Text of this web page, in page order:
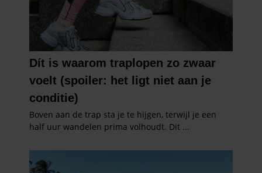
partners voor social media, adverteren en analyse. Deze
partners kunnen deze gegevens combineren met andere
informatie die u aan ze heeft verstrekt of die ze hebben
verzameld op basis van uw gebruik van hun services. U
gaat akkoord met onze cookies als u onze website blijft
gebruiken.